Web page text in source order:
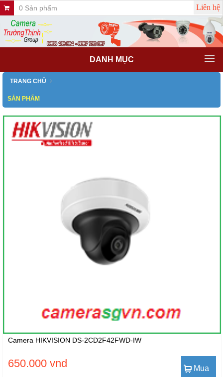
0 Sản phẩm Liên hệ
DANH MỤC
TRANG CHỦ
SẢN PHẨM
Camera HIKVISION DS-2CD2F42FWD-IW
650.000 vnd Mua